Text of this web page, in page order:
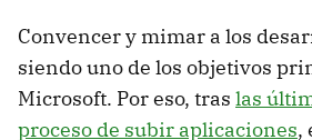
Convencer y mimar a los
siendo uno de los objetivos
Microsoft. Por eso, tras las
proceso de subir aplicaciones,